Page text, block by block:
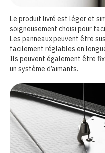
Le produit livré est léger et
soigneusement choisi pour
Les panneaux peuvent être
facilement réglables en
Ils peuvent également être
un système d’aimants.